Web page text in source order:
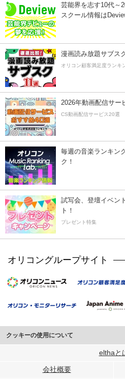
芸能界を志す10代～
スクール情報は
漫画読み放題サブス
オリコン顧客満足度ランキ
2026年動画配信サー
CS動画配信サービス20選
毎週の音楽ランキン
ク！
試写会、登壇イベン
ト！
プレゼント特集
オリコングループサイト
クッキーの使用について
このサイトでは Cookie を使用して、ユー
行っています。
elthaと
会社概要